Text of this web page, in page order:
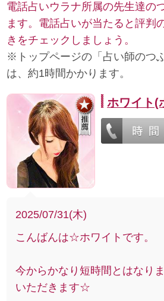
電話占いウラナ所属の先生達の
ます。電話占いが当たると評判
きをチェックしましょう。
※トップページの「占い師のつ
は、約1時間かかります。
ホワイト(
2025/07/31(木)
こんばんは☆ホワイトです。
今からかなり短時間とはなり
いただきます☆